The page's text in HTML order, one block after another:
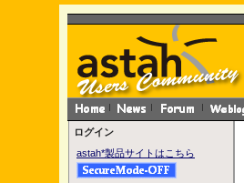
ログイン
astah*製品サイトはこちら